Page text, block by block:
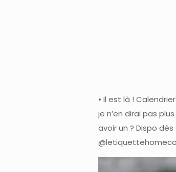
• Il est là !
je n’en dirai pas
avoir un ? Dispo